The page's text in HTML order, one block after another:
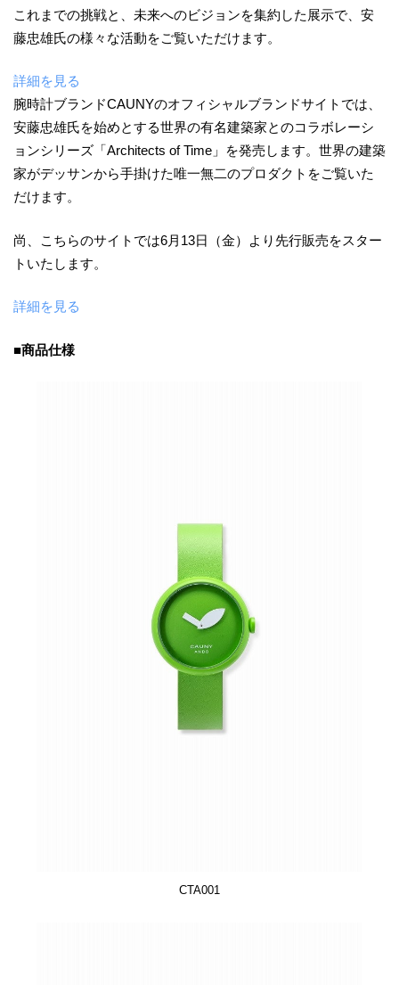
これまでの挑戦と、未来へのビジョンを集約した展示で、安
藤忠雄氏の様々な活動をご覧いただけます。
詳細を見る
腕時計ブランドCAUNYのオフィシャルブランドサイトでは、
安藤忠雄氏を始めとする世界の有名建築家とのコラボレーシ
ョンシリーズ「Architects of Time」を発売します。世界の建築
家がデッサンから手掛けた唯一無二のプロダクトをご覧いた
だけます。
尚、こちらのサイトでは6月13日（金）より先行販売をスター
トいたします。
詳細を見る
■商品仕様
CTA001